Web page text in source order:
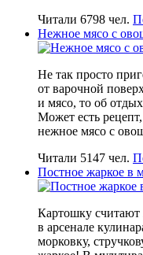
Читали 6798 чел.
Нежное мясо с
Не так просто
от варочной
и мясо, то об
Может есть
нежное мясо с
Читали 5147 чел.
Постное жаркое в
Картошку
в арсенале
морковку,